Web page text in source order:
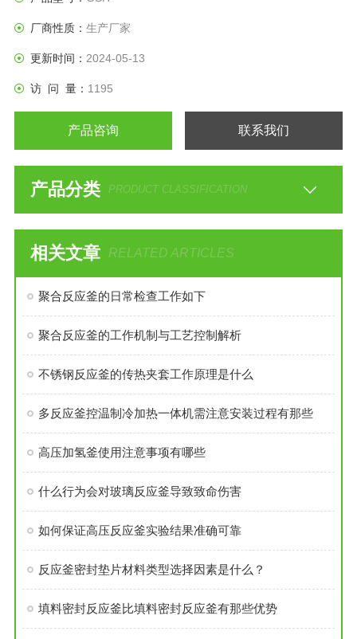
厂商性质： 生产厂家
更新时间： 2024-05-13
访 问 量： 1195
产品咨询 联系我们
产品分类 PRODUCT CLASSIFICATION
相关文章 RELATED ARTICLES
聚合反应釜的日常检查工作如下
聚合反应釜的工作机制与工艺控制解析
不锈钢反应釜的传热夹套工作原理是什么
多反应釜控温制冷加热一体机需注意安装过程有那些
高压加氢釜使用注意事项有哪些
什么行为会对玻璃反应釜导致致命伤害
如何保证高压反应釜实验结果准确可靠
反应釜密封垫片材料类型选择因素是什么？
填料密封反应釜比填料密封反应釜有那些优势